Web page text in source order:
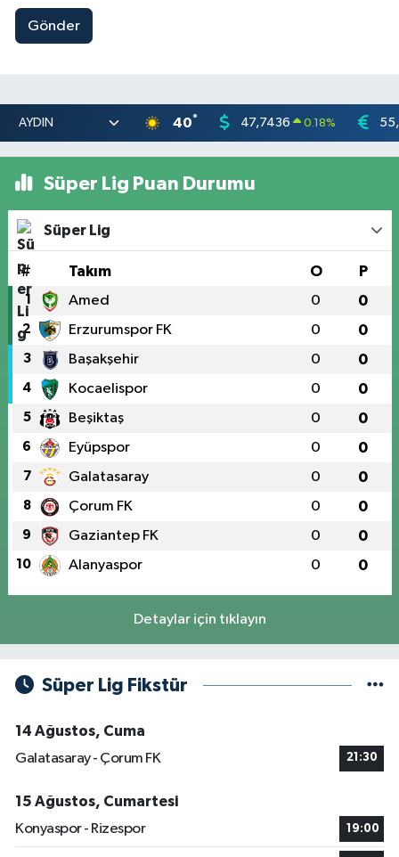
Gönder
40° 47,7436 0.18%
Süper Lig Puan Durumu
Süper Lig
# Takım O P
1 Amed 0 0
2 Erzurumspor FK 0 0
3 Başakşehir 0 0
4 Kocaelispor 0 0
5 Beşiktaş 0 0
6 Eyüpspor 0 0
7 Galatasaray 0 0
8 Çorum FK 0 0
9 Gaziantep FK 0 0
10 Alanyaspor 0 0
Detaylar için tıklayın
Süper Lig Fikstür
14 Ağustos, Cuma
Galatasaray - Çorum FK
21:30
15 Ağustos, Cumartesi
Konyaspor - Rizespor
19:00